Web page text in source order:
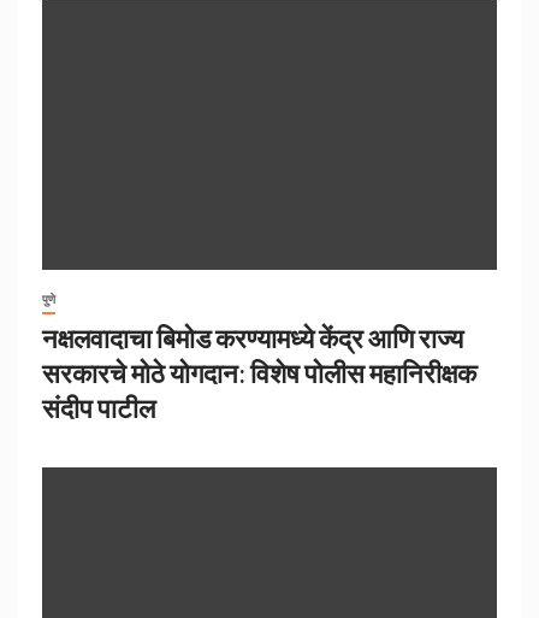
पुणे
नक्षलवादाचा बिमोड करण्यामध्ये केंद्र आणि राज्य
सरकारचे मोठे योगदान: विशेष पोलीस महानिरीक्षक
संदीप पाटील